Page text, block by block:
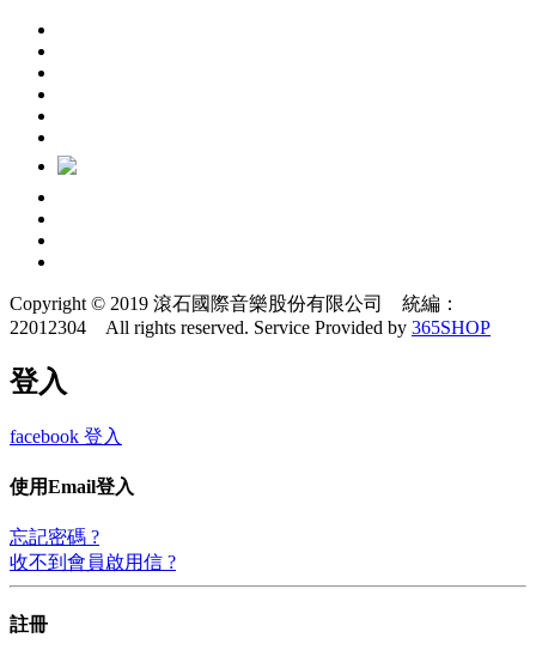
Copyright © 2019 滾石國際音樂股份有限公司 統編：
22012304 All rights reserved. Service Provided by 365SHOP
登入
facebook 登入
使用Email登入
忘記密碼 ?
收不到會員啟用信 ?
註冊